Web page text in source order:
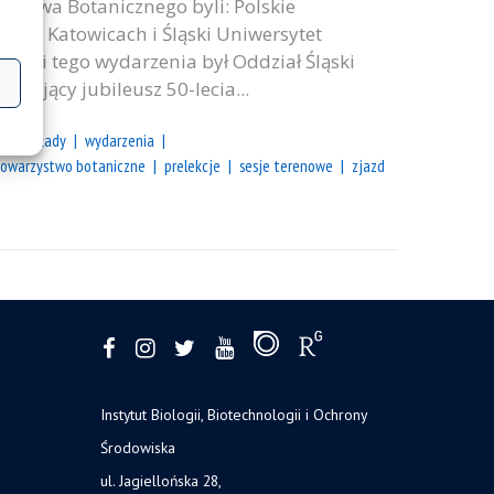
Botanicznego byli: Polskie
w Katowicach i Śląski Uniwersytet
tego wydarzenia był Oddział Śląski
jubileusz 50-lecia...
wykłady
wydarzenia
botaniczne prelekcje sesje terenowe zjazd
Instytut Biologii, Biotechnologii i Ochrony
Środowiska
ul. Jagiellońska 28,